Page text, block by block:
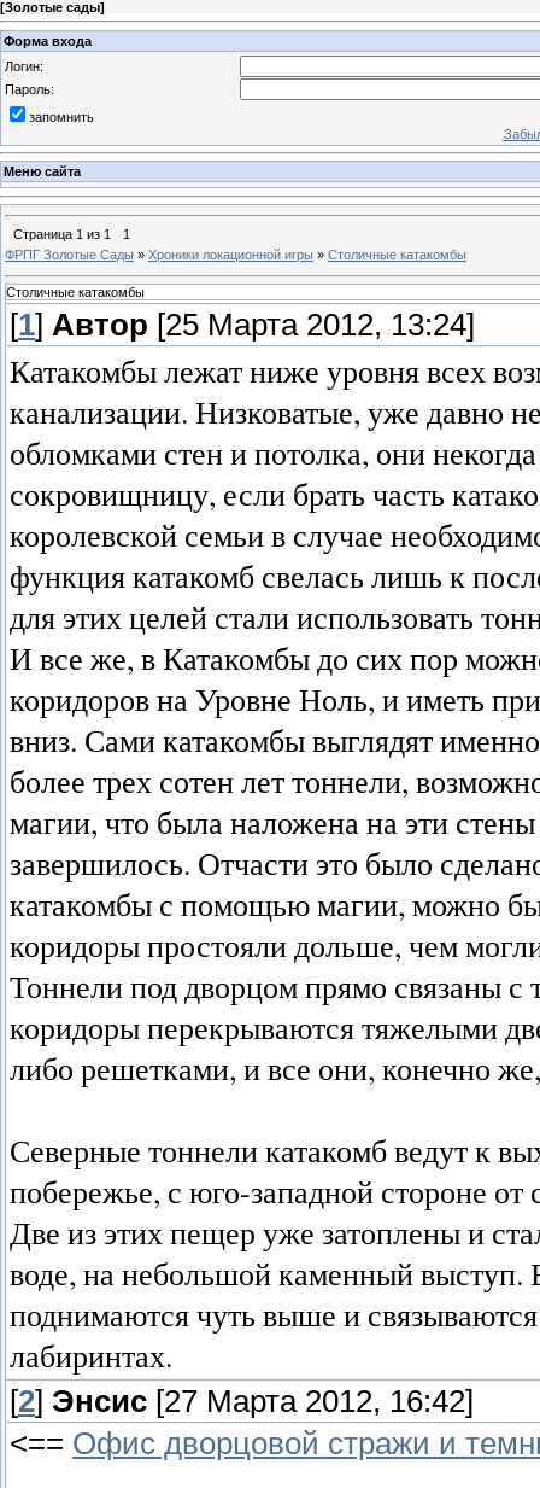
[Золотые сады]
Форма входа
Логин:
Пароль:
запомнить
Меню сайта
Страница 1 из 1
1
ФРПГ Золотые Сады » Хроники локационной игры » Столичные катакомбы
Столичные катакомбы
[1] Автор [25 Марта 2012, 13:24]
Катакомбы лежат ниже уровня всех
канализации. Низковатые, уже давно
обломками стен и потолка, они
сокровищницу, если брать часть
королевской семьи в случае
функция катакомб свелась лишь к
для этих целей стали использовать
И все же, в Катакомбы до сих пор
коридоров на Уровне Ноль, и иметь
вниз. Сами катакомбы выглядят
более трех сотен лет тоннели,
магии, что была наложена на эти
завершилось. Отчасти это было
катакомбы с помощью магии, можно
коридоры простояли дольше, чем
Тоннели под дворцом прямо связаны
коридоры перекрываются тяжелыми
либо решетками, и все они, конечно
Северные тоннели катакомб ведут к
побережье, с юго-западной стороне
Две из этих пещер уже затоплены и
воде, на небольшой каменный выступ.
поднимаются чуть выше и
лабиринтах.
[2] Энсис [27 Марта 2012, 16:42]
<== Офис дворцовой стражи и